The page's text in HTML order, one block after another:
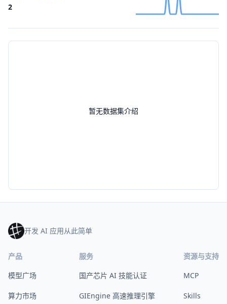
暂无数据集介绍
2
开发 AI 应用从此简单
产品
模型广场
算力市场
服务
国产芯片 AI 技能认证
GIEngine 高速推理引擎
资源与支持
MCP
Skills